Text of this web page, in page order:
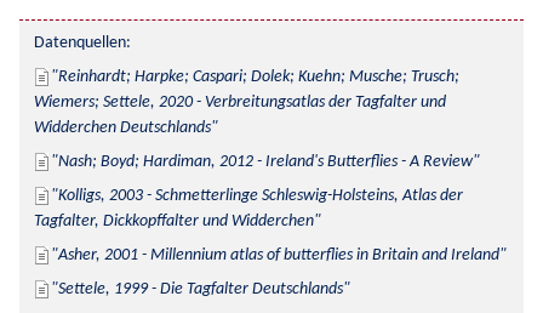
Datenquellen:
Reinhardt; Harpke; Caspari; Dolek; Kuehn; Musche; Trusch;
Wiemers; Settele, 2020 - Verbreitungsatlas der Tagfalter und
Widderchen Deutschlands
Nash; Boyd; Hardiman, 2012 - Ireland's Butterflies - A Review
Kolligs, 2003 - Schmetterlinge Schleswig-Holsteins, Atlas der
Tagfalter, Dickkopffalter und Widderchen
Asher, 2001 - Millennium atlas of butterflies in Britain and Ireland
Settele, 1999 - Die Tagfalter Deutschlands